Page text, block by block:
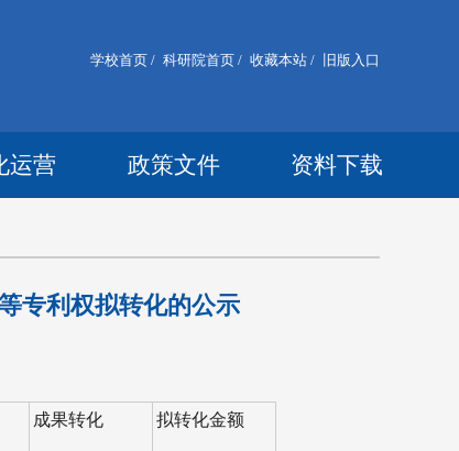
学校首页 / 科研院首页 / 收藏本站 / 旧版入口
运营 政策文件 资料下载
专利权拟转化的公示
成果转化 拟转化金额